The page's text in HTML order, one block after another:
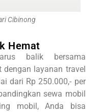
Cibinong
Hemat
balik bersama
layanan travel
dari Rp 250.000,- per
sewa mobil
mobil, Anda bisa